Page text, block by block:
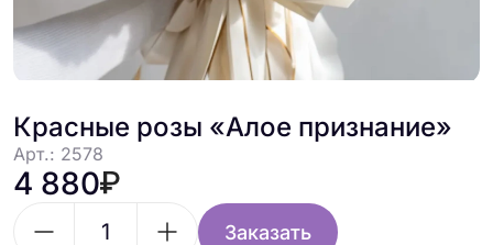
Красные розы «Алое признание»
Арт.: 2578
4 880
Заказать